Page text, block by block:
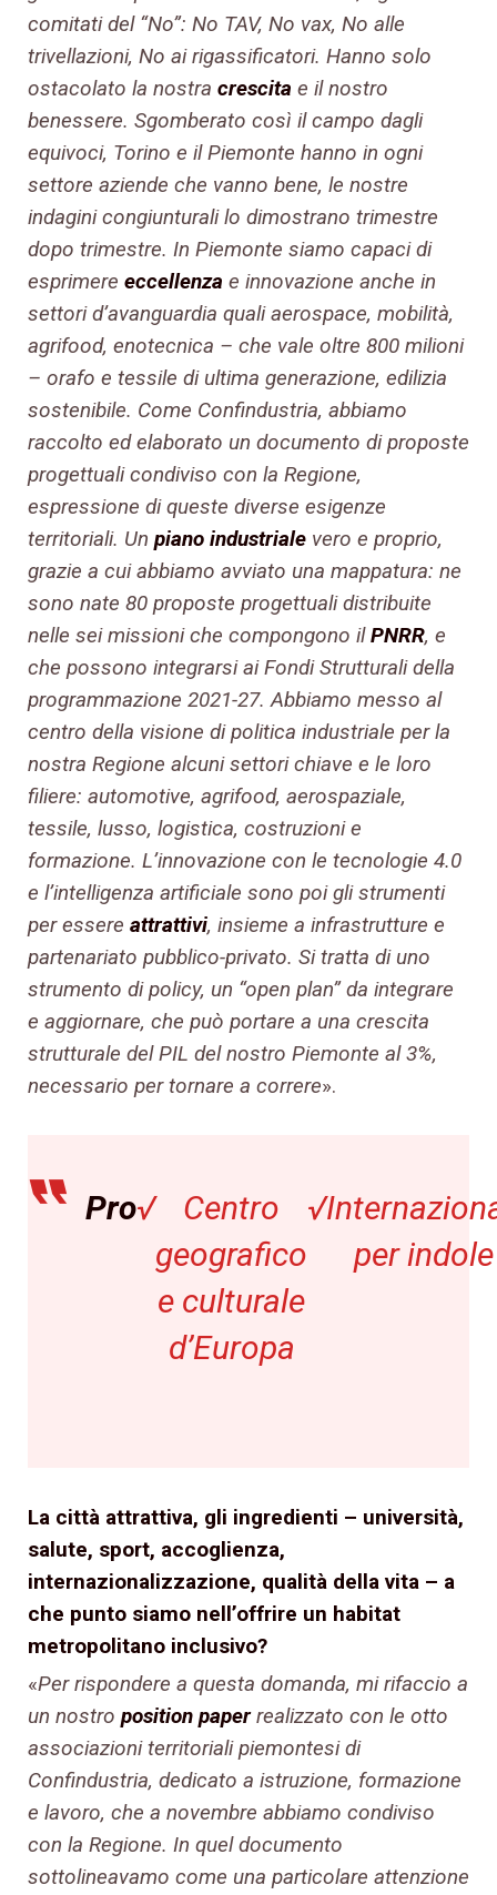
comitati del “No”: No TAV, No vax, No alle
trivellazioni, No ai rigassificatori. Hanno solo
ostacolato la nostra crescita e il nostro
benessere. Sgomberato così il campo dagli
equivoci, Torino e il Piemonte hanno in ogni
settore aziende che vanno bene, le nostre
indagini congiunturali lo dimostrano trimestre
dopo trimestre. In Piemonte siamo capaci di
esprimere eccellenza e innovazione anche in
settori d’avanguardia quali aerospace, mobilità,
agrifood, enotecnica – che vale oltre 800 milioni
– orafo e tessile di ultima generazione, edilizia
sostenibile. Come Confindustria, abbiamo
raccolto ed elaborato un documento di proposte
progettuali condiviso con la Regione,
espressione di queste diverse esigenze
territoriali. Un piano industriale vero e proprio,
grazie a cui abbiamo avviato una mappatura: ne
sono nate 80 proposte progettuali distribuite
nelle sei missioni che compongono ilPNRR, e
che possono integrarsi ai Fondi Strutturali della
programmazione 2021-27. Abbiamo messo al
centro della visione di politica industriale per la
nostra Regione alcuni settori chiave e le loro
filiere: automotive, agrifood, aerospaziale,
tessile, lusso, logistica, costruzioni e
formazione. L’innovazione con le tecnologie 4.0
e l’intelligenza artificiale sono poi gli strumenti
per essere attrattivi, insieme a infrastrutture e
partenariato pubblico-privato. Si tratta di uno
strumento di policy, un “open plan” da integrare
e aggiornare, che può portare a una crescita
strutturale del PIL del nostro Piemonte al 3%,
necessario per tornare a correre».
Pro√
Centro
geografico
e culturale
d’Europa
√
per indole
La città attrattiva, gli ingredienti – università,
salute, sport, accoglienza,
internazionalizzazione, qualità della vita – a
che punto siamo nell’offrire un habitat
metropolitano inclusivo?
«Per rispondere a questa domanda, mi rifaccio a
un nostro position paperrealizzato con le otto
associazioni territoriali piemontesi di
Confindustria, dedicato a istruzione, formazione
e lavoro, che a novembre abbiamo condiviso
con la Regione. In quel documento
sottolineavamo come una particolare attenzione